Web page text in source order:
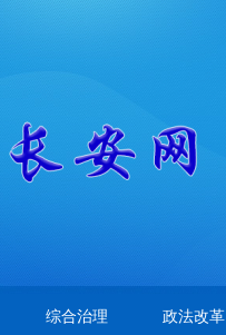
综合治理 政法改革